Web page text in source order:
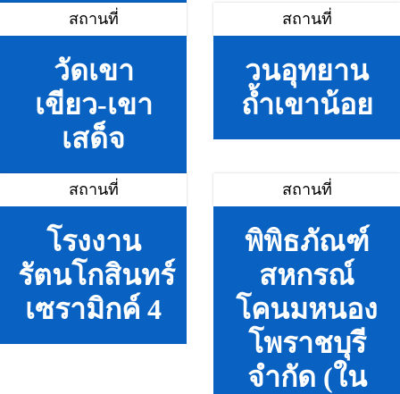
สถานที่
วัดเขา
เขียว-เขา
เสด็จ
สถานที่
วนอุทยาน
ถ้ำเขาน้อย
สถานที่
โรงงาน
รัตนโกสินทร์
เซรามิกค์ 4
สถานที่
พิพิธภัณฑ์
สหกรณ์
โคนมหนอง
โพราชบุรี
จำกัด (ใน